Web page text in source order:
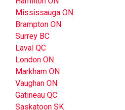
Mississauga ON
Brampton ON
Surrey BC
Laval QC
London ON
Markham ON
Vaughan ON
Gatineau QC
Saskatoon SK